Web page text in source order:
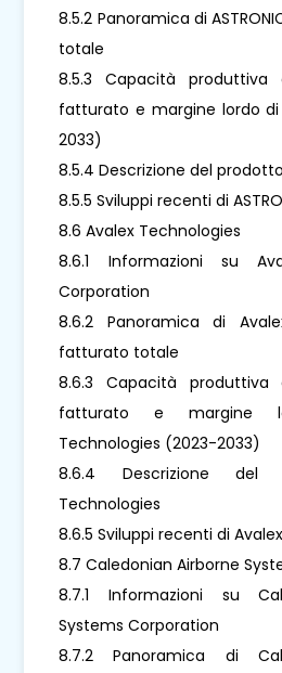
8.5.2 Panoramica di
totale
8.5.3 Capacità
fatturato e margine lordo di
2033)
8.5.4 Descrizione del prodotto
8.5.5 Sviluppi recenti di
8.6 Avalex Technologies
8.6.1 Informazioni su
Corporation
8.6.2 Panoramica di
fatturato totale
8.6.3 Capacità
fatturato e margine
Technologies (2023-2033)
8.6.4 Descrizione del
Technologies
8.6.5 Sviluppi recenti di
8.7 Caledonian Airborne
8.7.1 Informazioni su
Systems Corporation
8.7.2 Panoramica di